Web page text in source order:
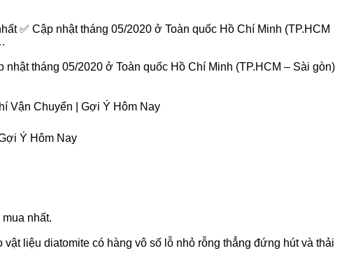
✅ Cập nhật tháng 05/2020 ở Toàn quốc Hồ Chí Minh (TP.HCM
tháng 05/2020 ở Toàn quốc Hồ Chí Minh (TP.HCM – Sài gòn)
Vận Chuyển | Gợi Ý Hôm Nay
Ý Hôm Nay
nhất.
liệu diatomite có hàng vô số lỗ nhỏ rỗng thẳng đứng hút và thải